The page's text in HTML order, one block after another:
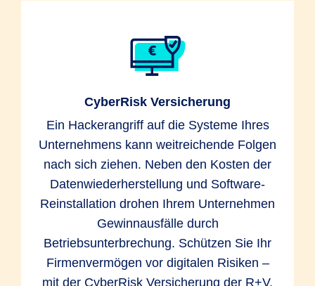
CyberRisk Versicherung
Ein Hackerangriff auf die Systeme Ihres
Unternehmens kann weitreichende Folgen
nach sich ziehen. Neben den Kosten der
Datenwiederherstellung und Software-
Reinstallation drohen Ihrem Unternehmen
Gewinnausfälle durch
Betriebsunterbrechung. Schützen Sie Ihr
Firmenvermögen vor digitalen Risiken –
mit der CyberRisk Versicherung der R+V.